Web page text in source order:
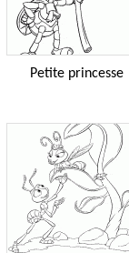
Petite princesse